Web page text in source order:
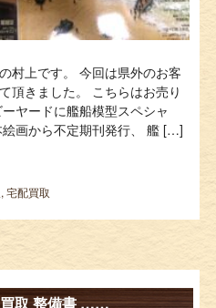
村上です。 今回は県外のお客
頂きました。 こちらはお売り
ヤードに艦船模型スペシャ
画から不定期刊発行、 艦 […]
,宅配買取
買取 整備書 ……